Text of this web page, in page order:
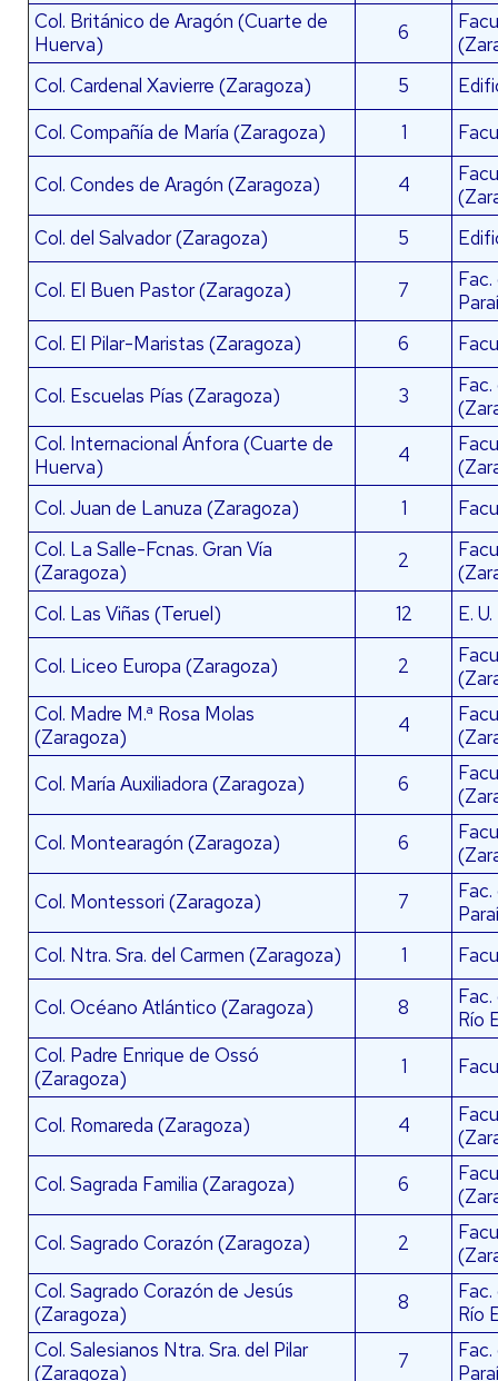
Col. Británico de Aragón (Cuarte de
Huerva)
6
Col. Cardenal Xavierre (Zaragoza)
5
Col. Compañía de María (Zaragoza)
1
Col. Condes de Aragón (Zaragoza) 4
Col. del Salvador (Zaragoza)
5
Col. El Buen Pastor (Zaragoza) 7
Col. El Pilar-Maristas (Zaragoza)
6
Col. Escuelas Pías (Zaragoza) 3
Col. Internacional Ánfora (Cuarte de
Huerva)
4
Col. Juan de Lanuza (Zaragoza)
1
Col. La Salle-Fcnas. Gran Vía
(Zaragoza)
2
Col. Las Viñas (Teruel)
12 E.
Col. Liceo Europa (Zaragoza) 2
Col. Madre M.ª Rosa Molas
(Zaragoza)
4
Col. María Auxiliadora (Zaragoza)
6
Col. Montearagón (Zaragoza)
6
Col. Montessori (Zaragoza)
7
Col. Ntra. Sra. del Carmen (Zaragoza)
1
Col. Océano Atlántico (Zaragoza) 8
Río
Col. Padre Enrique de Ossó
(Zaragoza)
1
Col. Romareda (Zaragoza) 4
Col. Sagrada Familia (Zaragoza)
6
Col. Sagrado Corazón (Zaragoza)
2
Col. Sagrado Corazón de Jesús
(Zaragoza)
8
Río
Col. Salesianos Ntra. Sra. del Pilar
(Zaragoza)
7